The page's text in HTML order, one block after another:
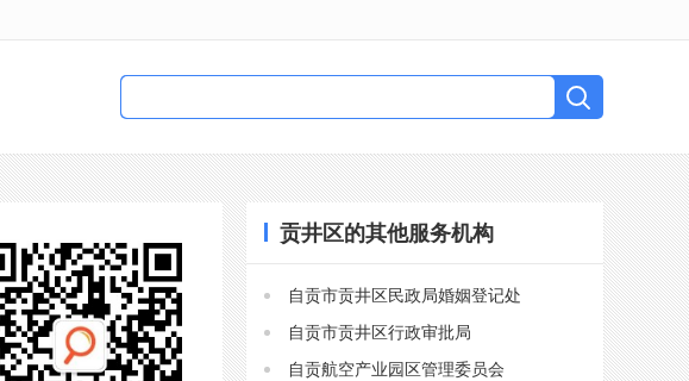
贡井区的其他服务机构
自贡市贡井区民政局婚姻登记处
自贡市贡井区行政审批局
自贡航空产业园区管理委员会